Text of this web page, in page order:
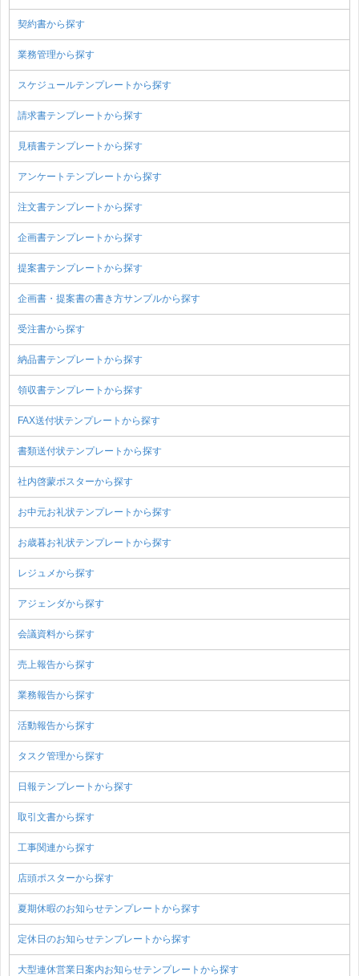
契約書から探す
業務管理から探す
スケジュールテンプレートから探す
請求書テンプレートから探す
見積書テンプレートから探す
アンケートテンプレートから探す
注文書テンプレートから探す
企画書テンプレートから探す
提案書テンプレートから探す
企画書・提案書の書き方サンプルから探す
受注書から探す
納品書テンプレートから探す
領収書テンプレートから探す
FAX送付状テンプレートから探す
書類送付状テンプレートから探す
社内啓蒙ポスターから探す
お中元お礼状テンプレートから探す
お歳暮お礼状テンプレートから探す
レジュメから探す
アジェンダから探す
会議資料から探す
売上報告から探す
業務報告から探す
活動報告から探す
タスク管理から探す
日報テンプレートから探す
取引文書から探す
工事関連から探す
店頭ポスターから探す
夏期休暇のお知らせテンプレートから探す
定休日のお知らせテンプレートから探す
大型連休営業日案内お知らせテンプレートから探す